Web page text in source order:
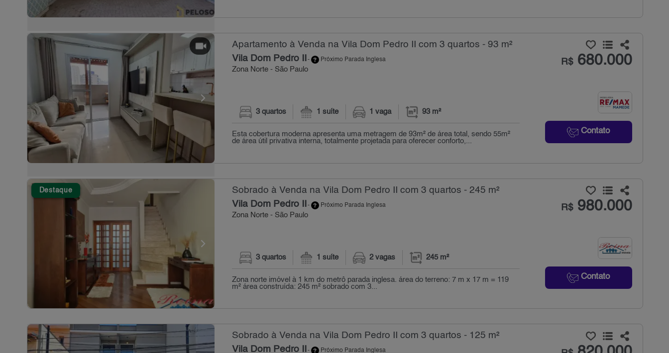
Apartamento à Venda na Vila Dom Pedro II com 3 quartos - 93 m²
Vila Dom Pedro II - Próximo Parada Inglesa
Zona Norte - São Paulo
R$680.000
Contato
3 quartos 1 suíte 1 vaga 93 m²
Esta cobertura moderna apresenta uma metragem de 93m² de área total, sendo 55m²
de área útil privativa interna, totalmente projetada para oferecer conforto,...
Destaque Sobrado à Venda na Vila Dom Pedro II com 3 quartos - 245 m²
Vila Dom Pedro II - Próximo Parada Inglesa
Zona Norte - São Paulo
R$980.000
Contato
3 quartos 1 suíte 2 vagas 245 m²
Zona norte imóvel à 1 km do metrô parada inglesa. área do terreno: 7 m x 17 m = 119
m² área construída: 245 m² sobrado com 3...
Sobrado à Venda na Vila Dom Pedro II com 3 quartos - 125 m²
Vila Dom Pedro II - Próximo Parada Inglesa